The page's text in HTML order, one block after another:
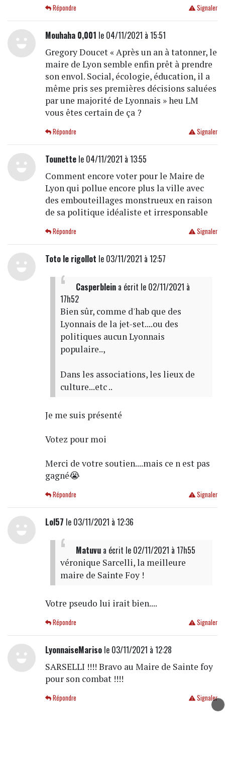
Signaler
Répondre
Mouhaha 0,001 le 04/11/2021 à 15:51
Gregory Doucet « Après un an à tatonner, le
maire de Lyon semble enfin prêt à prendre
son envol. Social, écologie, éducation, il a
même pris ses premières décisions saluées
par une majorité de Lyonnais » heu LM
vous êtes certain de ça ?
Signaler
Répondre
Tounettele 04/11/2021 à 13:55
Comment encore voter pour le Maire de
Lyon qui pollue encore plus la ville avec
des embouteillages monstrueux en raison
de sa politique idéaliste et irresponsable
Signaler
Répondre
Toto le rigollot le 03/11/2021 à 12:57
Casperbleina écrit le 02/11/2021 à
17h52
Bien sûr, comme d'hab que des
Lyonnais de la jet-set....ou des
politiques aucun Lyonnais
populaire..,
Dans les associations, les lieux de
culture...etc ..
Je me suis présenté
Votez pour moi
Merci de votre soutien....mais ce n est pas
gagné😭
Signaler
Répondre
Lol57 le 03/11/2021 à 12:36
Matuvua écrit le 02/11/2021 à 17h55
véronique Sarcelli, la meilleure
maire de Sainte Foy !
Votre pseudo lui irait bien....
Signaler
Répondre
LyonnaiseMarisole 03/11/2021 à 12:28
SARSELLI !!!! Bravo au Maire de Sainte foy
pour son combat !!!!
Signaler
Répondre